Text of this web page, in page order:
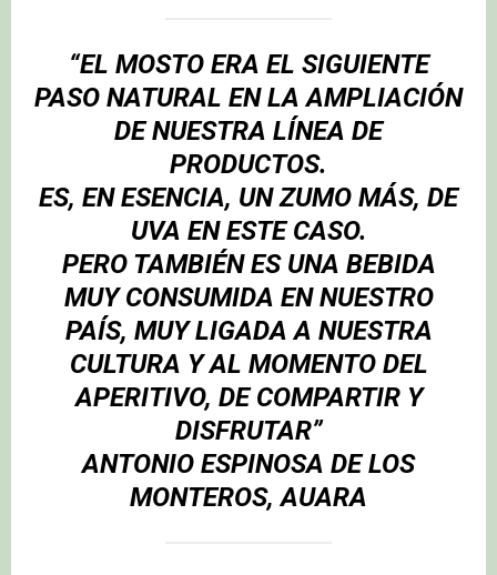
“EL MOSTO ERA EL SIGUIENTE
PASO NATURAL EN LA AMPLIACIÓN
DE NUESTRA LÍNEA DE
PRODUCTOS.
ES, EN ESENCIA, UN ZUMO MÁS, DE
UVA EN ESTE CASO.
PERO TAMBIÉN ES UNA BEBIDA
MUY CONSUMIDA EN NUESTRO
PAÍS, MUY LIGADA A NUESTRA
CULTURA Y AL MOMENTO DEL
APERITIVO, DE COMPARTIR Y
DISFRUTAR”
ANTONIO ESPINOSA DE LOS
MONTEROS, AUARA